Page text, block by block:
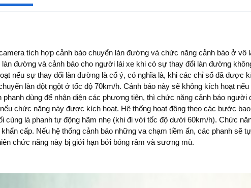
tích hợp cảnh báo chuyển làn đường và chức năng cảnh báo ở
đường và cảnh báo cho người lái xe khi có sự thay đổi làn đường
nếu sự thay đổi làn đường là cố ý, có nghĩa là, khi các chỉ số đã được
làn đột ngột ở tốc độ 70km/h. Cảnh báo này sẽ không kích hoạt
dùng để nhận diện các phương tiện, thì chức năng cảnh báo
chức năng này được kích hoạt. Hệ thống hoạt động theo các bước
cùng là phanh tự động hãm nhẹ (khi đi với tốc độ dưới 60km/h). Chức
cấp. Nếu hệ thống cảnh báo những va chạm tiềm ẩn, các phanh sẽ
chức năng này bị giới hạn bởi bóng râm và sương mù.